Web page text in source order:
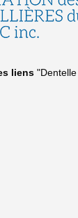
liens